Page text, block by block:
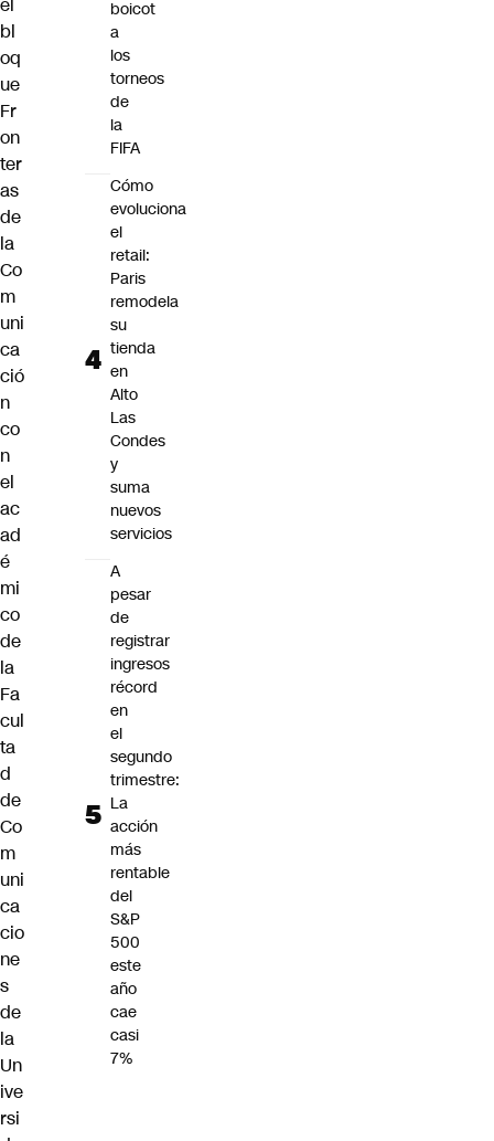
bl
oq
ue
Fr
on
ter
as
de
la
Co
m
uni
ca
ció
n
co
n
el
ac
ad
é
mi
co
de
la
Fa
cul
ta
d
de
Co
m
uni
ca
cio
ne
s
de
la
Un
ive
rsi
boicot
a
los
torneos
de
la
FIFA
Cómo
evoluciona
el
retail:
Paris
remodela
su
tienda
en
Alto
Las
Condes
y
suma
nuevos
servicios
A
pesar
de
registrar
ingresos
récord
en
el
segundo
trimestre:
La
acción
más
rentable
del
S&P
500
este
año
cae
casi
7%